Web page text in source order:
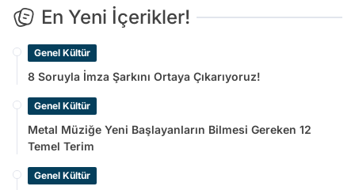
En Yeni İçerikler!
Genel Kültür
8 Soruyla İmza Şarkını Ortaya Çıkarıyoruz!
Genel Kültür
Metal Müziğe Yeni Başlayanların Bilmesi Gereken 12
Temel Terim
Genel Kültür